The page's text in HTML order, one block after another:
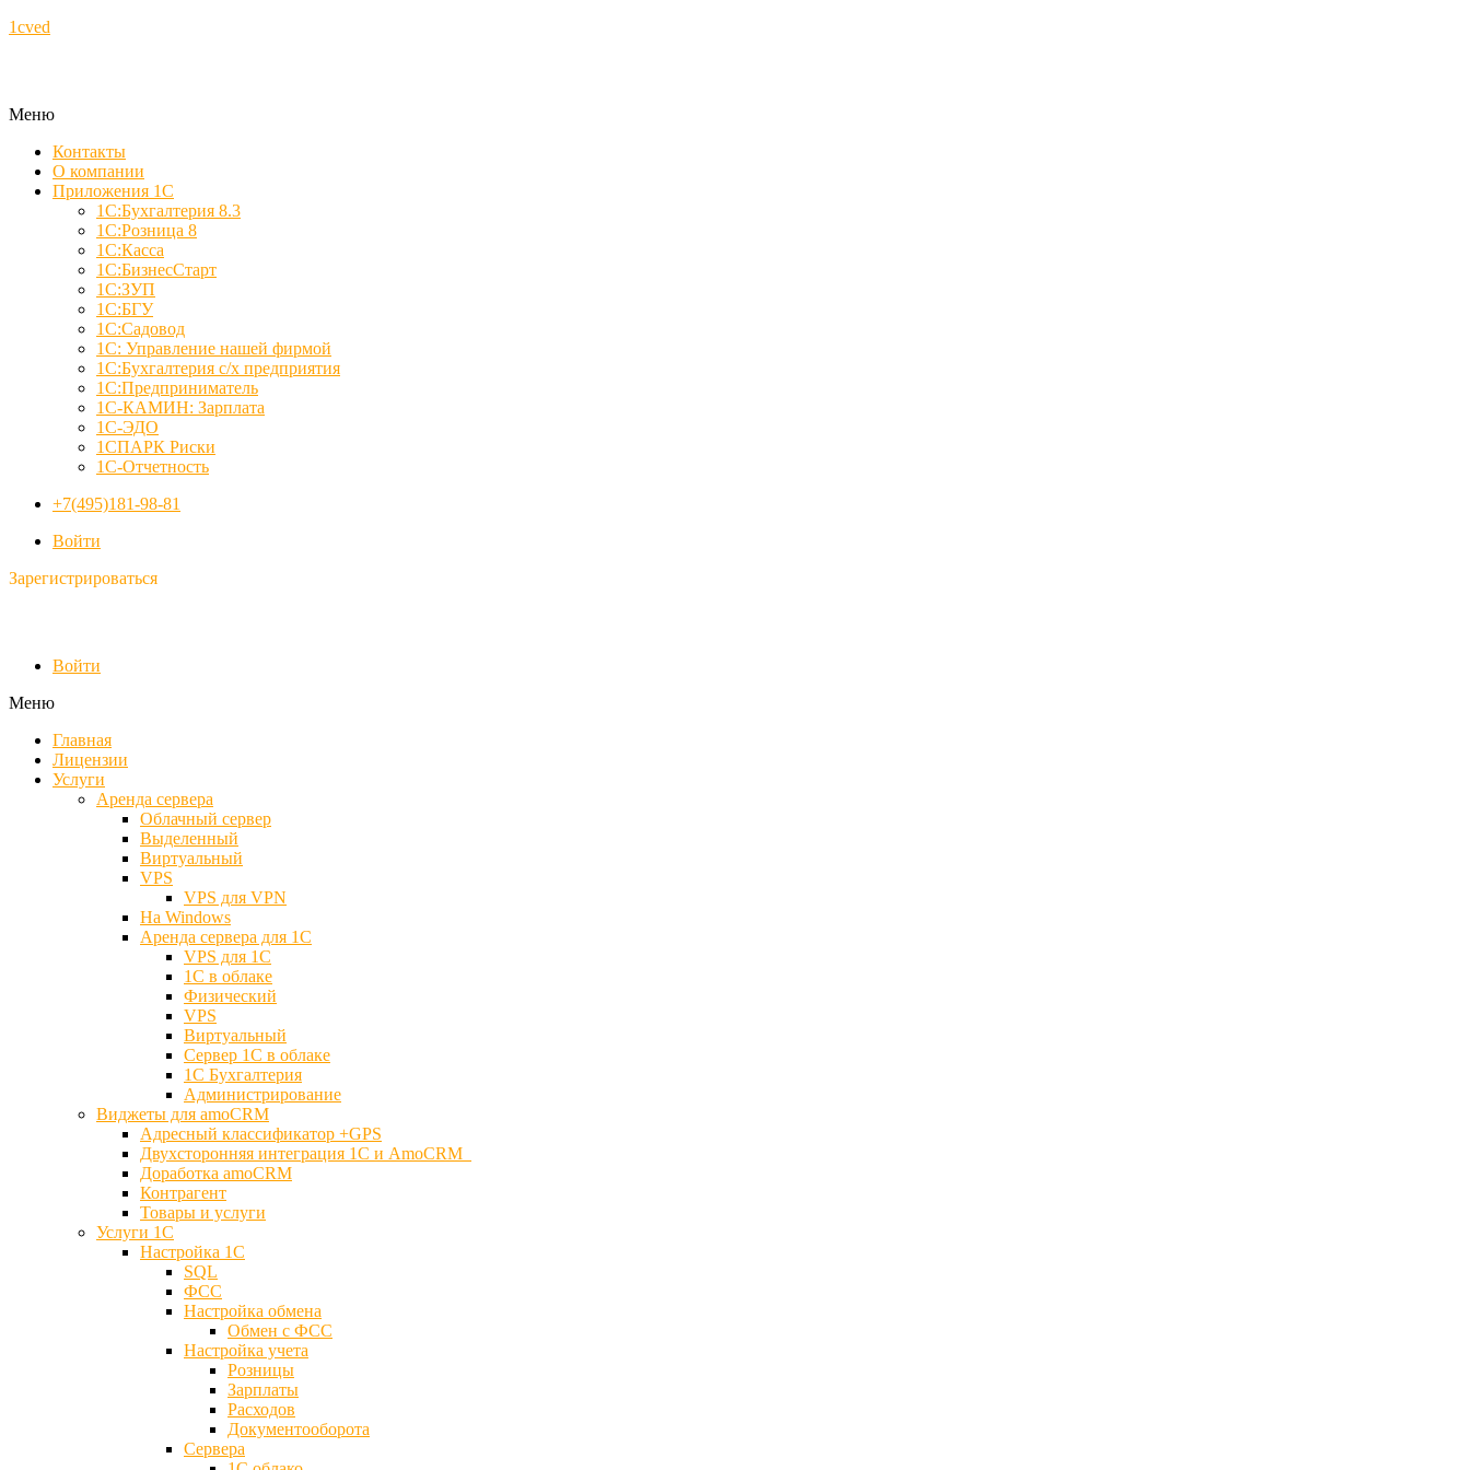
1cved
Меню
Контакты
О компании
Приложения 1С
1С:Бухгалтерия 8.3
1С:Розница 8
1С:Касса
1С:БизнесСтарт
1С:ЗУП
1С:БГУ
1С:Садовод
1С: Управление нашей фирмой
1С:Бухгалтерия с/х предприятия
1С:Предприниматель
1С-КАМИН: Зарплата
1С-ЭДО
1СПАРК Риски
1С-Отчетность
+7(495)181-98-81
Войти
Зарегистрироваться
Войти
Меню
Главная
Лицензии
Услуги
Аренда сервера
Облачный сервер
Выделенный
Виртуальный
VPS
VPS для VPN
На Windows
Аренда сервера для 1С
VPS для 1С
1С в облаке
Физический
VPS
Виртуальный
Сервер 1С в облаке
1С Бухгалтерия
Администрирование
Виджеты для amoCRM
Адресный классификатор +GPS
Двухсторонняя интеграция 1С и AmoCRM
Доработка amoCRM
Контрагент
Товары и услуги
Услуги 1С
Настройка 1С
SQL
ФСС
Настройка обмена
Обмен с ФСС
Настройка учета
Розницы
Зарплаты
Расходов
Документооборота
Сервера